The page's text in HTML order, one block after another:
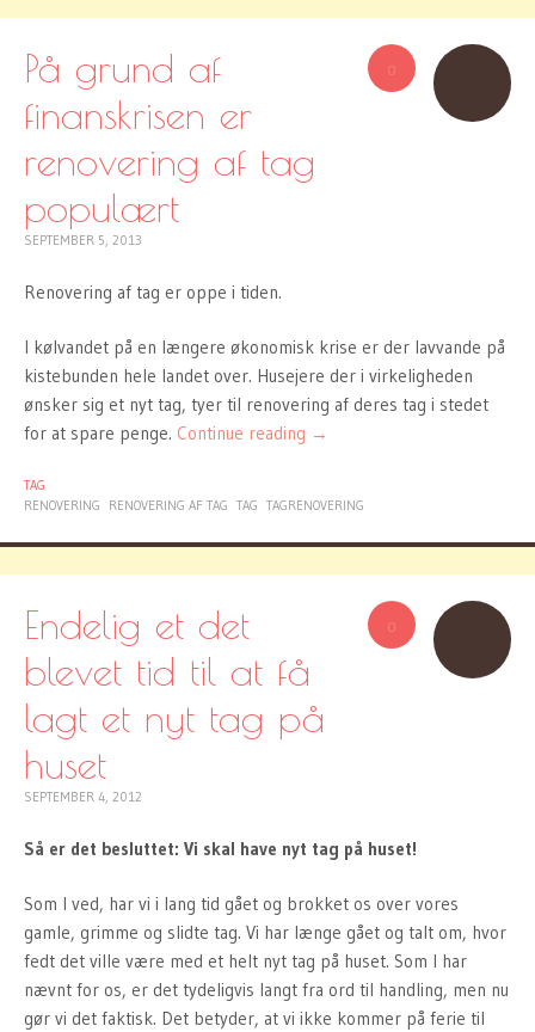
0
På grund af
finanskrisen er
renovering af tag
populært
SEPTEMBER 5, 2013
Renovering af tag er oppe i tiden.
I kølvandet på en længere økonomisk krise er der lavvande på
kistebunden hele landet over. Husejere der i virkeligheden
ønsker sig et nyt tag, tyer til renovering af deres tag i stedet
for at spare penge. Continue reading →
TAG
RENOVERING
RENOVERING AF TAG TAG TAGRENOVERING
0
Endelig et det
blevet tid til at få
lagt et nyt tag på
huset
SEPTEMBER 4, 2012
Så er det besluttet: Vi skal have nyt tag på huset!
Som I ved, har vi i lang tid gået og brokket os over vores
gamle, grimme og slidte tag. Vi har længe gået og talt om, hvor
fedt det ville være med et helt nyt tag på huset. Som I har
nævnt for os, er det tydeligvis langt fra ord til handling, men nu
gør vi det faktisk. Det betyder, at vi ikke kommer på ferie til